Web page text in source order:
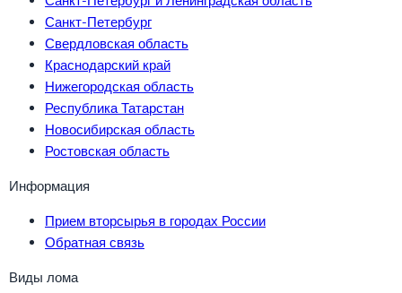
Санкт-Петербург
Свердловская область
Краснодарский край
Нижегородская область
Республика Татарстан
Новосибирская область
Ростовская область
Информация
Прием вторсырья в городах России
Обратная связь
Виды лома